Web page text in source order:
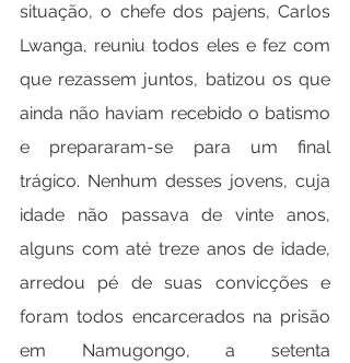
situação, o chefe dos pajens, Carlos
Lwanga, reuniu todos eles e fez com
que rezassem juntos, batizou os que
ainda não haviam recebido o batismo
e prepararam-se para um final
trágico. Nenhum desses jovens, cuja
idade não passava de vinte anos,
alguns com até treze anos de idade,
arredou pé de suas convicções e
foram todos encarcerados na prisão
em Namugongo, a setenta